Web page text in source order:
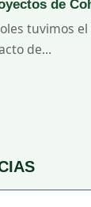
de
tuvimos
de...